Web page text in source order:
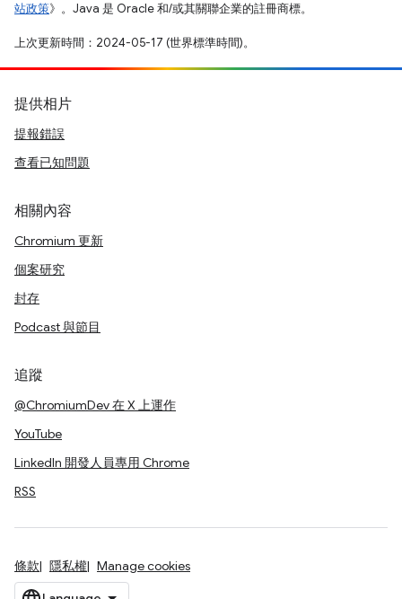
站政策》。Java 是 Oracle 和/或其關聯企業的註冊商標。
上次更新時間：2024-05-17 (世界標準時間)。
提供相片
提報錯誤
查看已知問題
相關內容
Chromium 更新
個案研究
封存
Podcast 與節目
追蹤
@ChromiumDev 在 X 上運作
YouTube
LinkedIn 開發人員專用 Chrome
RSS
條款 隱私權 Manage cookies